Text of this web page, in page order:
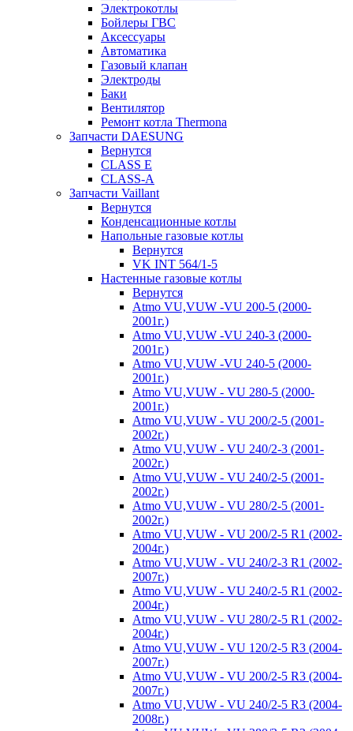
Электрокотлы
Бойлеры ГВС
Аксессуары
Автоматика
Газовый клапан
Электроды
Баки
Вентилятор
Ремонт котла Thermona
Запчасти DAESUNG
Вернутся
CLASS E
CLASS-A
Запчасти Vaillant
Вернутся
Конденсационные котлы
Напольные газовые котлы
Вернутся
VK INT 564/1-5
Настенные газовые котлы
Вернутся
Atmo VU,VUW -VU 200-5 (2000-
2001г.)
Atmo VU,VUW -VU 240-3 (2000-
2001г.)
Atmo VU,VUW -VU 240-5 (2000-
2001г.)
Atmo VU,VUW - VU 280-5 (2000-
2001г.)
Atmo VU,VUW - VU 200/2-5 (2001-
2002г.)
Atmo VU,VUW - VU 240/2-3 (2001-
2002г.)
Atmo VU,VUW - VU 240/2-5 (2001-
2002г.)
Atmo VU,VUW - VU 280/2-5 (2001-
2002г.)
Atmo VU,VUW - VU 200/2-5 R1 (2002-
2004г.)
Atmo VU,VUW - VU 240/2-3 R1 (2002-
2007г.)
Atmo VU,VUW - VU 240/2-5 R1 (2002-
2004г.)
Atmo VU,VUW - VU 280/2-5 R1 (2002-
2004г.)
Atmo VU,VUW - VU 120/2-5 R3 (2004-
2007г.)
Atmo VU,VUW - VU 200/2-5 R3 (2004-
2007г.)
Atmo VU,VUW - VU 240/2-5 R3 (2004-
2008г.)